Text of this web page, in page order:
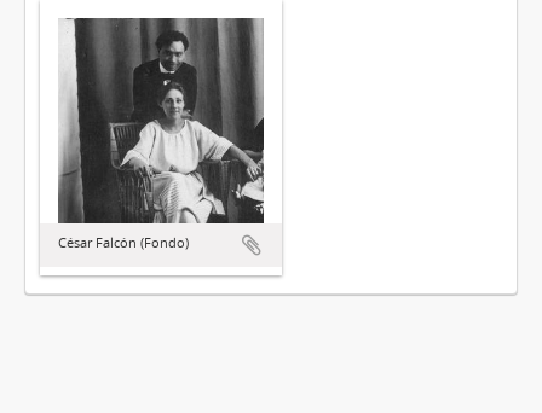
César Falcón (Fondo)